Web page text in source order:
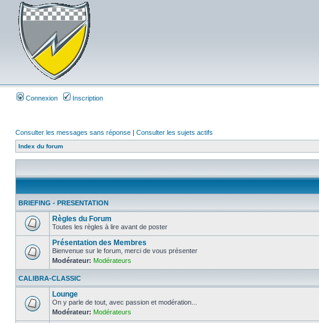
Connexion Inscription
Consulter les messages sans réponse | Consulter les sujets actifs
Index du forum
BRIEFING - PRESENTATION
Règles du Forum
Toutes les règles à lire avant de poster
Présentation des Membres
Bienvenue sur le forum, merci de vous présenter
Modérateur: Modérateurs
CALIBRA-CLASSIC
Lounge
On y parle de tout, avec passion et modération...
Modérateur: Modérateurs